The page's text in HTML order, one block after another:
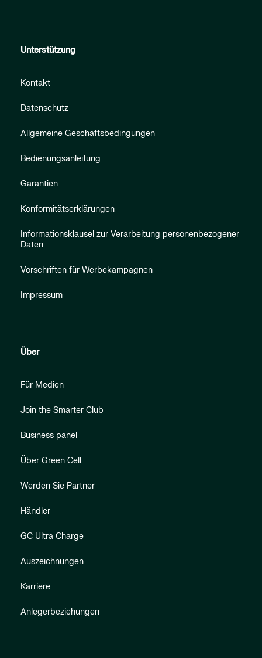
Unterstützung
Kontakt
Datenschutz
Allgemeine Geschäftsbedingungen
Bedienungsanleitung
Garantien
Konformitätserklärungen
Informationsklausel zur Verarbeitung personenbezogener
Daten
Vorschriften für Werbekampagnen
Impressum
Über
Für Medien
Join the Smarter Club
Business panel
Über Green Cell
Werden Sie Partner
Händler
GC Ultra Charge
Auszeichnungen
Karriere
Anlegerbeziehungen